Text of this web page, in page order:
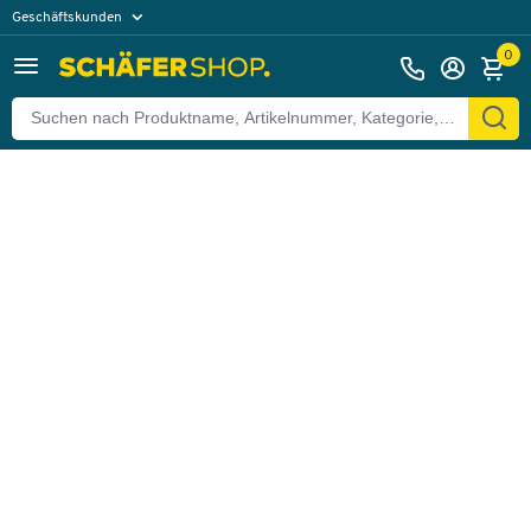
Geschäftskunden
0
Zurück